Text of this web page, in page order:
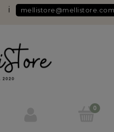
i mellistore@mellistore.com